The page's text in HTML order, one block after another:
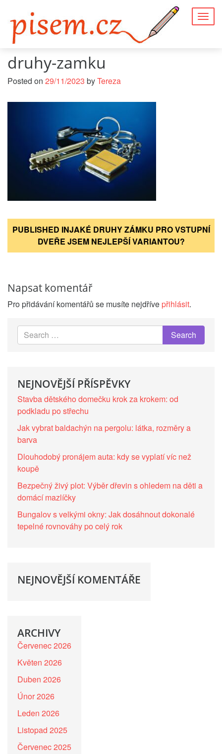
druhy-zamku
Posted on 29/11/2023 byTereza
Navigace
pro
příspěvek
PUBLISHED INJAKÉ DRUHY ZÁMKU PRO VSTUPNÍ
DVEŘE JSEM NEJLEPŠÍ VARIANTOU?
Napsat komentář
Pro přidávání komentářů se musíte nejdříve přihlásit.
NEJNOVĚJŠÍ PŘÍSPĚVKY
Stavba dětského domečku krok za krokem: od
podkladu po střechu
Jak vybrat baldachýn na pergolu: látka, rozměry a
barva
Dlouhodobý pronájem auta: kdy se vyplatí víc než
koupě
Bezpečný živý plot: Výběr dřevin s ohledem na děti a
domácí mazlíčky
Bungalov s velkými okny: Jak dosáhnout dokonalé
tepelné rovnováhy po celý rok
NEJNOVĚJŠÍ KOMENTÁŘE
ARCHIVY
Červenec 2026
Květen 2026
Duben 2026
Únor 2026
Leden 2026
Listopad 2025
Červenec 2025